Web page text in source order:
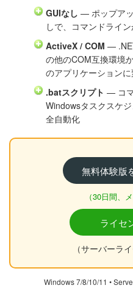
GUIなし — ポップア
しで、コマンドライ
ActiveX / COM —
の他のCOM互換環境
のアプリケーション
.batスクリプト — コ
Windowsタスクスケ
全自動化
無料体験版
（30日間、
ライセ
（サーバーラ
Windows 7/8/10/11 •